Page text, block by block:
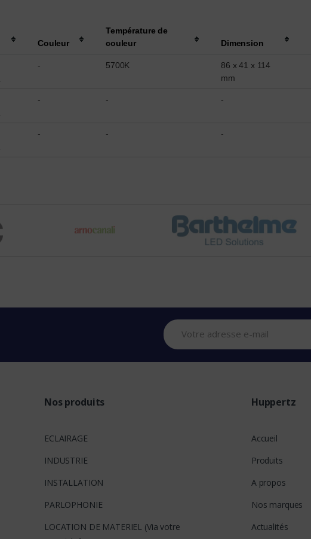
Couleur
Température de
couleur
Dimension
- 5700K
86 x 41 x 114
mm
- - -
- - -
Nos produits
ECLAIRAGE
INDUSTRIE
INSTALLATION
PARLOPHONIE
LOCATION DE MATERIEL (Via votre
Huppertz
Accueil
Produits
A propos
Nos marques
Actualités